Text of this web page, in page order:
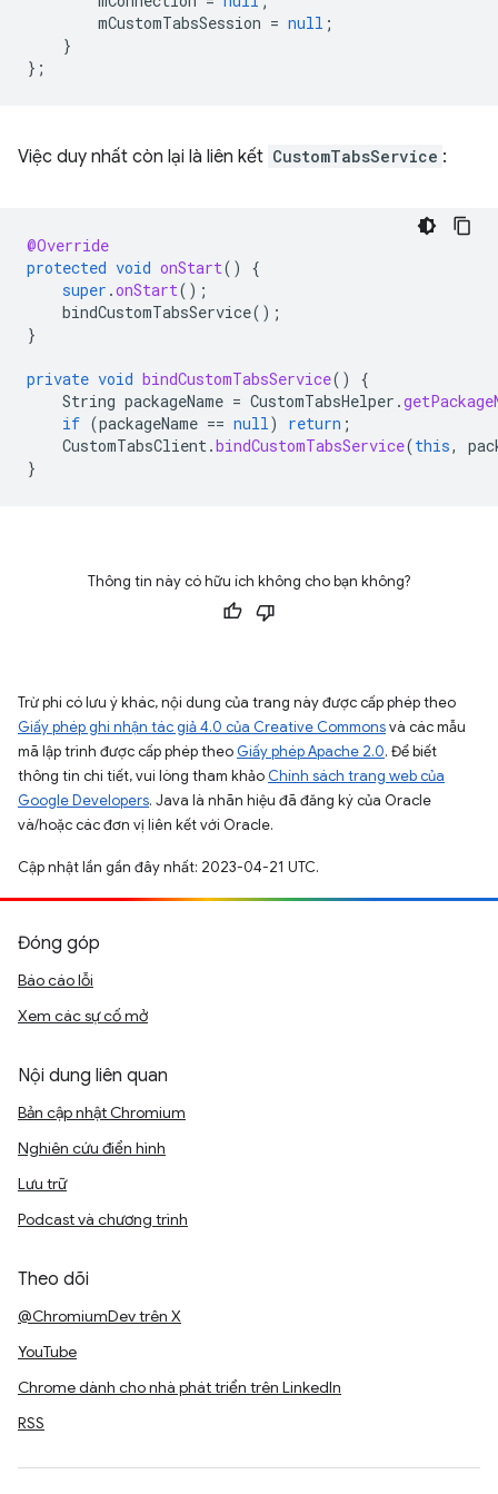
mCustomTabsSession = null ;
}
};
Việc duy nhất còn lại là liên kết CustomTabsService :
@Override
protected void onStart()
{
super .onStart();
bindCustomTabsService();
}
private void bindCustomTabsService()
{
String packageName = CustomTabsHelper .
if (packageName == null) return ;
CustomTabsClient.bindCustomTabsService(this,
}
Thông tin này có hữu ích không cho bạn không?
Trừ phi có lưu ý khác, nội dung của trang này được cấp phép theo
Giấy phép ghi nhận tác giả 4.0 của Creative Commonsvà các mẫu
mã lập trình được cấp phép theo Giấy phép Apache 2.0. Để biết
thông tin chi tiết, vui lòng tham khảo Chính sách trang web của
Google Developers. Java là nhãn hiệu đã đăng ký của Oracle
và/hoặc các đơn vị liên kết với Oracle.
Cập nhật lần gần đây nhất: 2023-04-21 UTC.
Đóng góp
Báo cáo lỗi
Xem các sự cố mở
Nội dung liên quan
Bản cập nhật Chromium
Nghiên cứu điển hình
Lưu trữ
Podcast và chương trình
Theo dõi
@ChromiumDev trên X
YouTube
Chrome dành cho nhà phát triển trên LinkedIn
RSS